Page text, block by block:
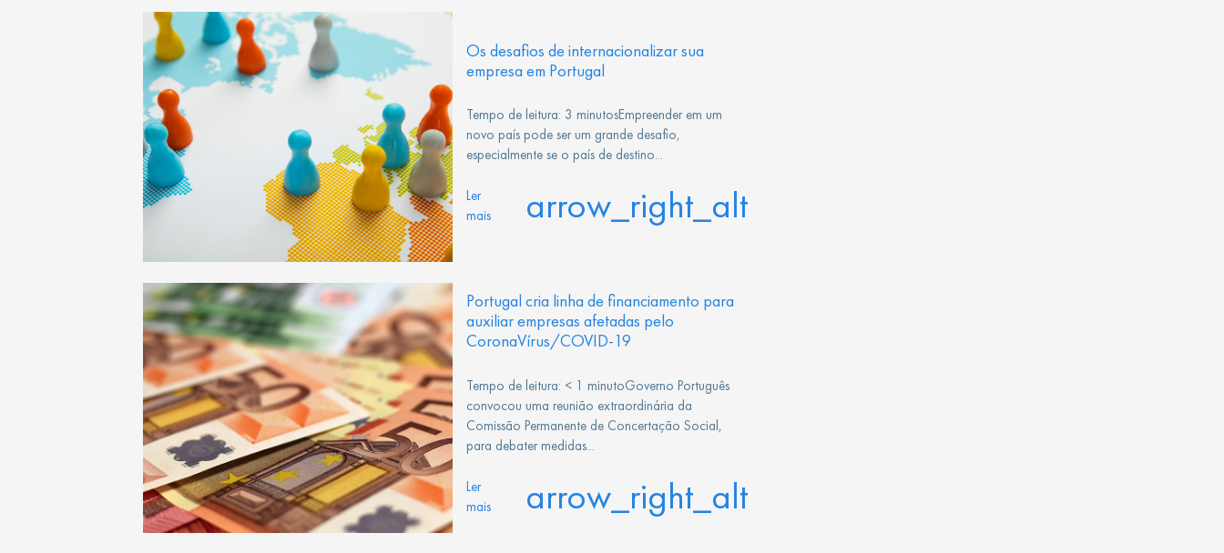
Os desafios de internacionalizar sua
empresa em Portugal
Tempo de leitura: 3 minutosEmpreender em um
novo país pode ser um grande desafio,
especialmente se o país de destino...
Ler
mais
arrow_right_alt
Portugal cria linha de financiamento para
auxiliar empresas afetadas pelo
CoronaVírus/COVID-19
Tempo de leitura: < 1 minutoGoverno Português
convocou uma reunião extraordinária da
Comissão Permanente de Concertação Social,
para debater medidas...
Ler
mais
arrow_right_alt